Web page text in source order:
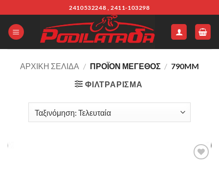
στο
περιεχόμενο
2410532248 , 2411-103298
ΑΡΧΙΚΉ ΣΕΛΊΔΑ / ΠΡΟΪΌΝ ΜΕΓΕΘΟΣ / 790MM
ΦΙΛΤΡΆΡΙΣΜΑ